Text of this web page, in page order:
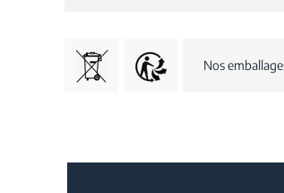
Nos